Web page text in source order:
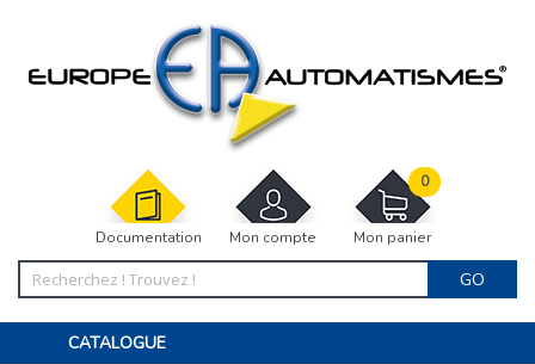
Documentation Mon compte Mon panier
0
GO
CATALOGUE